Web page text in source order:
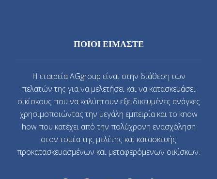
ΠΟΙΟΙ ΕΙΜΑΣΤΕ
Η εταιρεία AGgroup είναι στην διάθεση των
πελατών της για να μελετήσει και να κατασκευάσει
οικίσκους που να καλύπτουν εξειδικευμένες ανάγκες
χρησιμοποιώντας την μεγάλη εμπειρία και το know
how που κατέχει από την πολύχρονη ενασχόληση
στον τομέα της μελέτης και κατασκευής
προκατασκευασμένων και μεταφερόμενων οικίσκων.